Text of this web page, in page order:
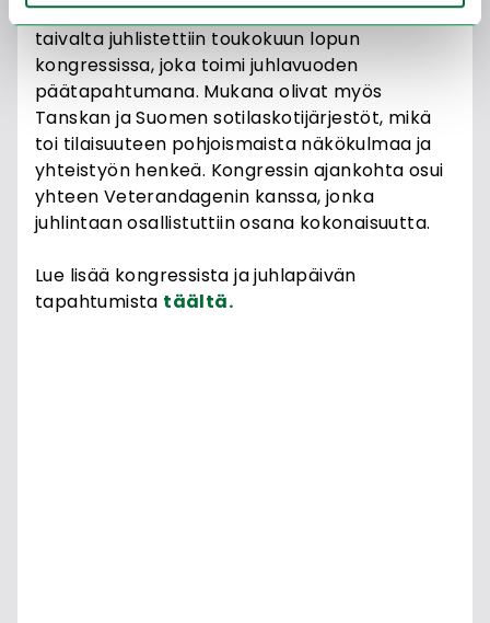
Svenska Soldathemsförbundetin 150-vuotista
taivalta juhlistettiin toukokuun lopun
kongressissa, joka toimi juhlavuoden
päätapahtumana. Mukana olivat myös
Tanskan ja Suomen sotilaskotijärjestöt, mikä
toi tilaisuuteen pohjoismaista näkökulmaa ja
yhteistyön henkeä. Kongressin ajankohta osui
yhteen Veterandagenin kanssa, jonka
juhlintaan osallistuttiin osana kokonaisuutta.
Lue lisää kongressista ja juhlapäivän
tapahtumista täältä.